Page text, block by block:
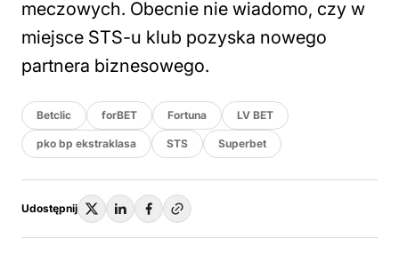
meczowych. Obecnie nie wiadomo, czy w
miejsce STS-u klub pozyska nowego
partnera biznesowego.
Betclic forBET Fortuna LV BET
pko bp ekstraklasa STS Superbet
Udostępnij